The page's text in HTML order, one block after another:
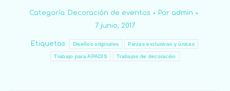
Categoría: Decoración de eventos Por admin
7 junio, 2017
Etiquetas: Diseños originales Piezas exclusivas y únicas
Trabajo para APADIS Trabajos de decoración